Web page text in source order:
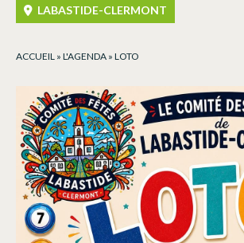
LABASTIDE-CLERMONT
ACCUEIL » L'AGENDA » LOTO